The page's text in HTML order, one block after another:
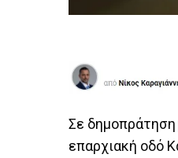
Σε δημοπράτηση
επαρχιακή οδό